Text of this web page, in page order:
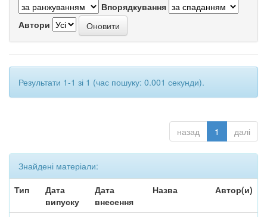
Впорядкування
Автори
Результати 1-1 зі 1 (час пошуку: 0.001 секунди).
назад 1 далі
Знайдені матеріали:
Тип
Дата
випуску
Дата
внесення
Назва Автор(и)